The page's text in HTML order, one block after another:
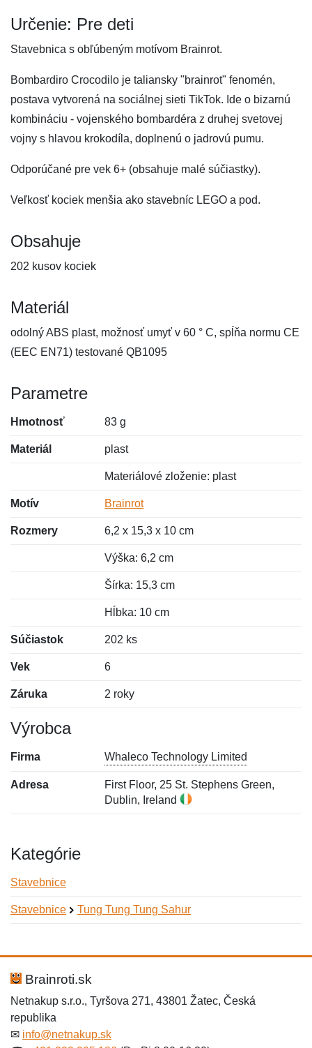
Určenie: Pre deti
Stavebnica s obľúbeným motívom Brainrot.
Bombardiro Crocodilo je taliansky "brainrot" fenomén,
postava vytvorená na sociálnej sieti TikTok. Ide o bizarnú
kombináciu - vojenského bombardéra z druhej svetovej
vojny s hlavou krokodíla, doplnenú o jadrovú pumu.
Odporúčané pre vek 6+ (obsahuje malé súčiastky).
Veľkosť kociek menšia ako stavebníc LEGO a pod.
Obsahuje
202 kusov kociek
Materiál
odolný ABS plast, možnosť umyť v 60 ° C, spĺňa normu CE
(EEC EN71) testované QB1095
Parametre
Hmotnosť 83 g
Materiál plast
Materiálové zloženie: plast
Motív Brainrot
Rozmery 6,2 x 15,3 x 10 cm
Výška: 6,2 cm
Šírka: 15,3 cm
Hĺbka: 10 cm
Súčiastok 202 ks
Vek 6
Záruka 2 roky
Výrobca
Firma Whaleco Technology Limited
Adresa
First Floor, 25 St. Stephens Green,
Dublin, Ireland
Kategórie
Stavebnice
Stavebnice Tung Tung Tung Sahur
Hodnotenie:
Meno:*
Meno:
E-mail:*
Brainroti.sk
Netnakup s.r.o., Tyršova 271, 43801 Žatec, Česká
republika
✉ info@netnakup.sk